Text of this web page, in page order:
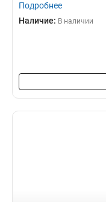
Подробнее
Наличие: В наличии